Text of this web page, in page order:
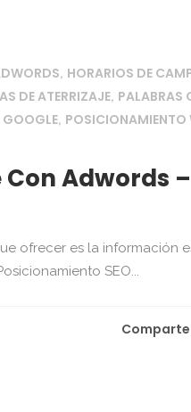
, HORARIOS DE
DE ATERRIZAJE, PALABRAS
GOOGLE, POSICIONAMIENTO
Adwords
ofrecer es la información
SEO...
Comparte